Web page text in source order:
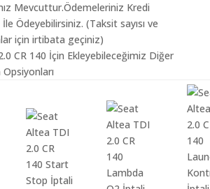
Mevcuttur.Ödemeleriniz Kredi
Ödeyebilirsiniz. (Taksit sayısı ve
için irtibata geçiniz)
CR 140 İçin Ekleyebileceğimiz Diğer
Opsiyonları